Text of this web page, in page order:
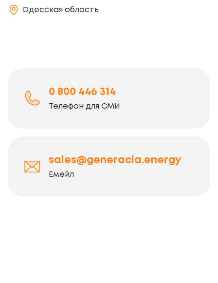
Одесская область
0 800 446 314
Телефон для СМИ
sales@generacia.energy
Емейл